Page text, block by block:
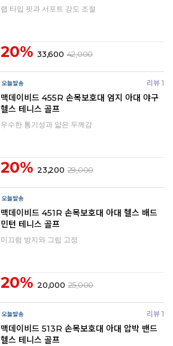
랩 타입 핏과 서포트 강도 조절
20% 33,600 42,000
리뷰 1
맥데이비드 455R 손목보호대 엄지 아대 야구
헬스 테니스 골프
우수한 통기성과 얇은 두께감
20% 23,200 29,000
맥데이비드 451R 손목보호대 아대 헬스 배드
민턴 테니스 골프
미끄럼 방지와 그립 고정
20% 20,000 25,000
리뷰 1
맥데이비드 513R 손목보호대 아대 압박 밴드
헬스 테니스 골프